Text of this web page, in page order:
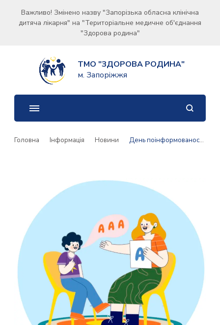
Важливо! Змінено назву "Запорізька обласна клінічна
дитяча лікарня" на "Територіальне медичне об'єднання
"Здорова родина"
ТМО "ЗДОРОВА РОДИНА"
м. Запоріжжя
Головна Інформація Новини День поінформованості про заїкання